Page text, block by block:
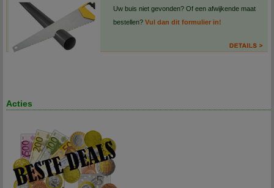
Uw buis niet gevonden? Of een afwijkende maat
bestellen?Vul dan dit formulier in!
Acties